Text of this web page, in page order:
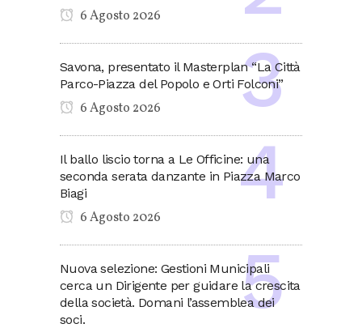
6 Agosto 2026
Savona, presentato il Masterplan “La Città
Parco-Piazza del Popolo e Orti Folconi”
6 Agosto 2026
Il ballo liscio torna a Le Officine: una
seconda serata danzante in Piazza Marco
Biagi
6 Agosto 2026
Nuova selezione: Gestioni Municipali
cerca un Dirigente per guidare la crescita
della società. Domani l’assemblea dei
soci.